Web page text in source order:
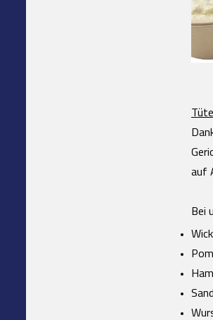
auf
Bei